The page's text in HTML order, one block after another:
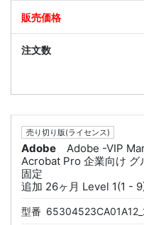
売り切り版(ライセンス)
Adobe
Adobe -VIP
Acrobat Pro 企業向け グ
固定
追加 26ヶ月 Level 1(1 -
型番